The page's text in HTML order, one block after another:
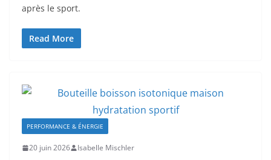
après le sport.
Read More
PERFORMANCE & ÉNERGIE
20 juin 2026 Isabelle Mischler